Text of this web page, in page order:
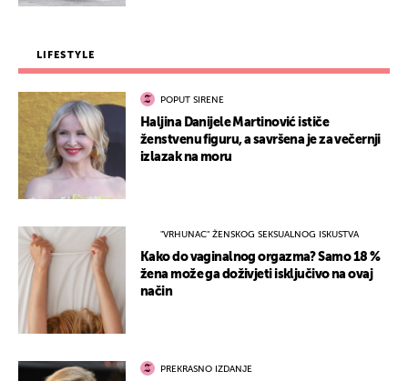
LIFESTYLE
POPUT SIRENE
Haljina Danijele Martinović ističe
ženstvenu figuru, a savršena je za večernji
izlazak na moru
"VRHUNAC" ŽENSKOG SEKSUALNOG ISKUSTVA
Kako do vaginalnog orgazma? Samo 18 %
žena može ga doživjeti isključivo na ovaj
način
PREKRASNO IZDANJE